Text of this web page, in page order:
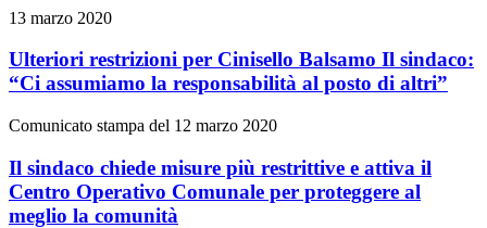
13 marzo 2020
Ulteriori restrizioni per Cinisello Balsamo Il sindaco:
“Ci assumiamo la responsabilità al posto di altri”
Comunicato stampa del 12 marzo 2020
Il sindaco chiede misure più restrittive e attiva il
Centro Operativo Comunale per proteggere al
meglio la comunità